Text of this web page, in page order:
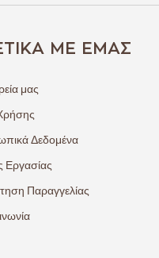
ΜΕ ΕΜΆΣ
μας
Δεδομένα
Εργασίας
Παραγγελίας